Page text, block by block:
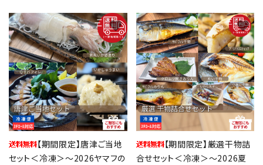
【期間限定】唐津ご当地
セット＜冷凍＞～2026ヤマフの
favorite
【期間限定】厳選干物詰
合せセット＜冷凍＞～2026夏
favorite